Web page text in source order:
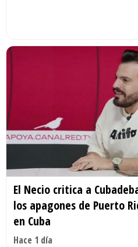
El Necio critica a
los apagones de Puerto
en Cuba
Hace 1 día